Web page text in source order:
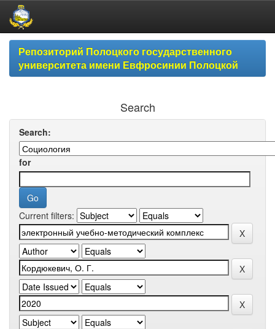
Skip
navigationРепозиторий Полоцкого государственного
университета имени Евфросинии Полоцкой
Search
Search:
for
Current filters: